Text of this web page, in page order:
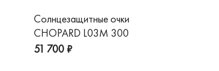
Солнцезащитные очки
CHOPARD L03M 300
51 700 ₽